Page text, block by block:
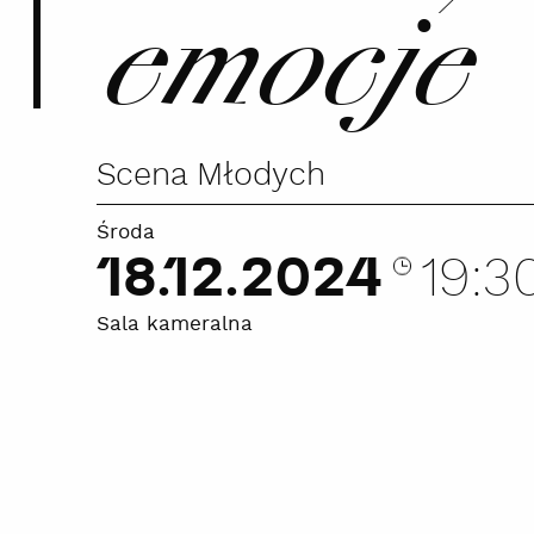
emocje
Scena Młodych
Środa
18.12.2024
Sala kameralna